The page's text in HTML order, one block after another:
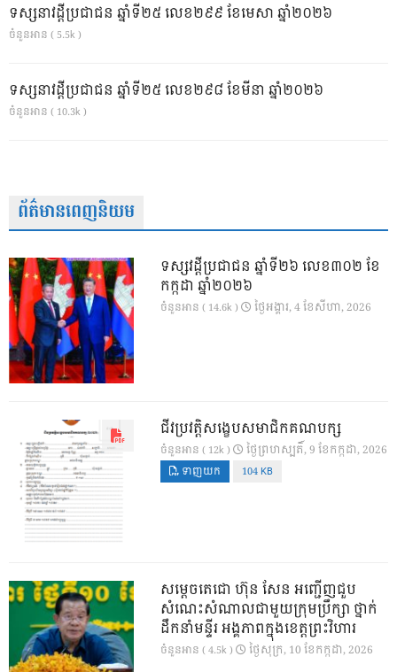
ទស្សនាវដ្ដីប្រជាជន ឆ្នាំទី២៥ លេខ២៩៩ ខែមេសា ឆ្នាំ២០២៦
ចំនួនអាន ( 5.5k )
ទស្សនាវដ្ដីប្រជាជន ឆ្នាំទី២៥ លេខ២៩៨ ខែមីនា ឆ្នាំ២០២៦
ចំនួនអាន ( 10.3k )
ព័ត៌មានពេញនិយម
ទស្សវដ្តីប្រជាជន ឆ្នាំទី២៦ លេខ៣០២ ខែ
កក្កដា ឆ្នាំ២០២៦
ចំនួនអាន ( 14.6k ) ថ្ងៃ​អង្គារ, 4 ខែ​សីហា, 2026
ជីវប្រវត្តិសង្ខេបសមាជិកគណបក្ស
ចំនួនអាន ( 12k ) ថ្ងៃ​ព្រហស្បតិ៍, 9 ខែ​កក្កដា, 2026
ទាញយក 104 KB
សម្តេចតេជោ ហ៊ុន សែន អញ្ជើញជួប
សំណេះសំណាលជាមួយក្រុមប្រឹក្សា ថ្នាក់
ដឹកនាំមន្ទីរ អង្គភាពក្នុងខេត្តព្រះវិហារ
ចំនួនអាន ( 4.5k ) ថ្ងៃ​សុក្រ, 10 ខែ​កក្កដា, 2026